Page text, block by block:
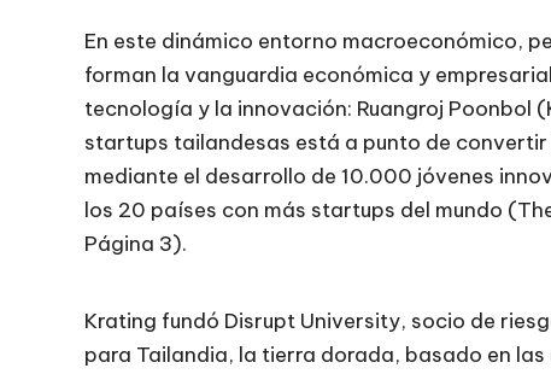
En este dinámico entorno macroeconómico,
forman la vanguardia económica y
tecnología y la innovación: Ruangroj Poonbol
startups tailandesas está a punto de
mediante el desarrollo de 10.000 jóvenes
los 20 países con más startups del mundo
Página 3).
Krating fundó Disrupt University, socio de
para Tailandia, la tierra dorada, basado en